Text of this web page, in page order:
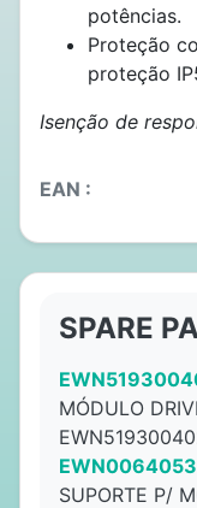
potências.
Proteção
proteção
Isenção de
EAN :
SPARE
MÓDULO
SUPORTE P/